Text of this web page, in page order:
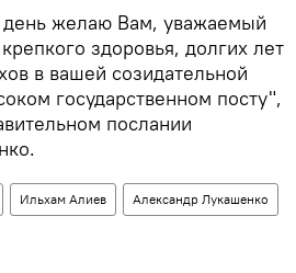
день желаю Вам, уважаемый
здоровья, долгих лет
в вашей созидательной
государственном посту",
послании
Ильхам Алиев Александр Лукашенко